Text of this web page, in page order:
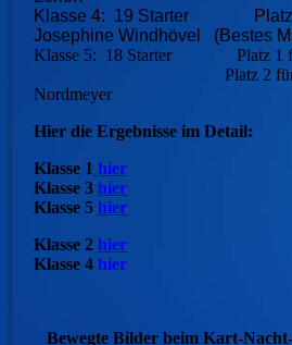
Klasse 4: 19 Starter Platz
Josephine Windhövel (Bestes
Klasse 5: 18 Starter Platz 1
Platz 2 für
Nordmeyer
Hier die Ergebnisse im Detail:
Klasse 1 hier
Klasse 3hier
Klasse 5hier
Klasse 2hier
Klasse 4hier
Bewegte Bilder beim Kart-